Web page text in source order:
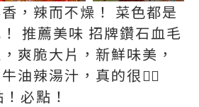
，辣而不燥！ 菜色都是
推薦美味 招牌鑽石血毛
爽脆大片，新鮮味美，
油辣湯汁，真的很👍🏻
必點！